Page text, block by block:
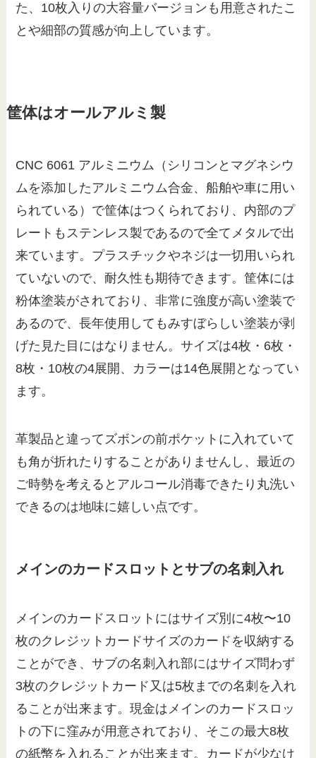
た、10枚入りの大容量バージョンも用意されたこ
とや細部の質感が向上しています。
筐体はオールアルミ製
CNC 6061 アルミニウム（シリコンとマグネシウ
ムを添加したアルミニウム合金、船舶や車に用い
られている）で筐体はつくられており、内部のプ
レートもステンレス製であるので全てメタルで出
来ています。プラスチックやネジは一切用いられ
ていないので、耐久性も期待できます。筐体には
粉体塗装がされており、非常に強度が高い塗装で
あるので、長年使用してもみすぼらしい塗装が剥
げた見た目にはなりません。サイズは4枚・6枚・
8枚・10枚の4展開、カラーは14色展開となってい
ます。
革製品と違ってズボンの前ポケットに入れていて
も角が折れたりすることがありませんし、最近の
ご時勢を考えるとアルコール消毒できたり丸洗い
できるのは地味に嬉しい点です。
メインのカードスロットとサブの名刺入れ
メインのカードスロットにはサイズ別に4枚〜10
枚のクレジットカードサイズのカードを収納する
ことができ、サブの名刺入れ部にはサイズ問わず
3枚のクレジットカード又は5枚までの名刺を入れ
ることが出来ます。現金はメインのカードスロッ
トの下に窪みが用意されており、そこの最大8枚
の紙幣を入れることが出来ます。カードが少なけ